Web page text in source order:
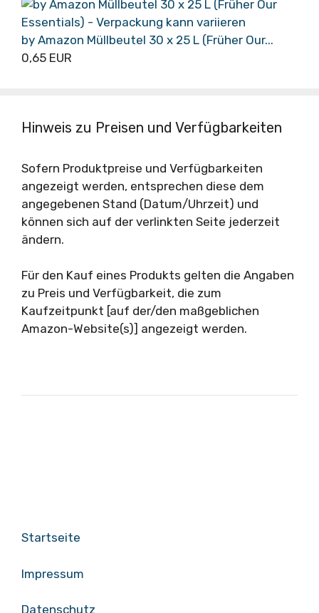
by Amazon Müllbeutel 30 x 25 L (Früher Our...
0,65 EUR
Hinweis zu Preisen und Verfügbarkeiten
Sofern Produktpreise und Verfügbarkeiten
angezeigt werden, entsprechen diese dem
angegebenen Stand (Datum/Uhrzeit) und
können sich auf der verlinkten Seite jederzeit
ändern.
Für den Kauf eines Produkts gelten die Angaben
zu Preis und Verfügbarkeit, die zum
Kaufzeitpunkt [auf der/den maßgeblichen
Amazon-Website(s)] angezeigt werden.
Startseite
Impressum
Datenschutz